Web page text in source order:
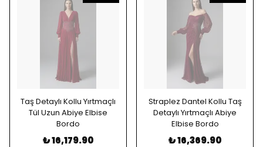
Taş Detaylı Kollu Yırtmaçlı
Tül Uzun Abiye Elbise
Bordo
₺ 16,179.90
Straplez Dantel Kollu Taş
Detaylı Yırtmaçlı Abiye
Elbise Bordo
₺ 16,369.90